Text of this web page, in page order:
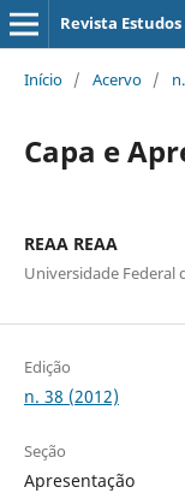
Revista
Início / Acervo /
Capa e
REAA REAA
Universidade Federal
Edição
n. 38 (2012)
Seção
Apresentação